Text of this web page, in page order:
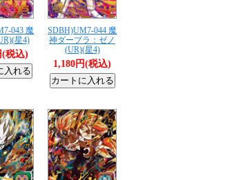
043 魔
星4)
(税込)
SDBH)UM7-044 魔
神ダーブラ：ゼノ
(UR)(星4)
1,180円(税込)